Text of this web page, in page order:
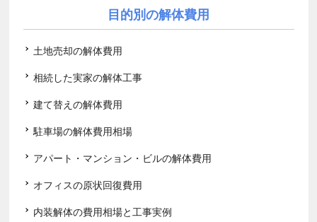
目的別の解体費用
土地売却の解体費用
相続した実家の解体工事
建て替えの解体費用
駐車場の解体費用相場
アパート・マンション・ビルの解体費用
オフィスの原状回復費用
内装解体の費用相場と工事実例